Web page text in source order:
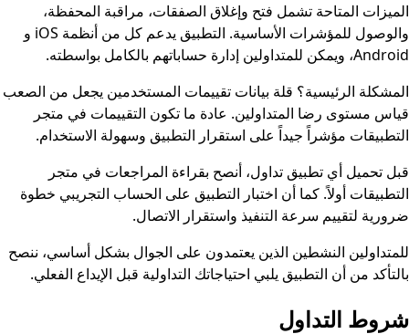
الميزات المتاحة تشمل فتح وإغلاق الصفقات، مراقبة المحفظة،
والوصول للمؤشرات الأساسية. التطبيق يدعم كل من أنظمة iOS و
Android، ويمكن للمتداولين إدارة حساباتهم بالكامل بواسطته.
المشكلة الرئيسية؟ قلة بيانات تقييمات المستخدمين يجعل من الصعب
قياس مستوى رضا المتداولين. عادة ما تكون التقييمات في متجر
التطبيقات مؤشراً جيداً على استقرار التطبيق وسهولة الاستخدام.
قبل تحميل أي تطبيق تداول، أنصح بقراءة المراجعات في متجر
التطبيقات أولاً. كما أن اختبار التطبيق على الحساب التجريبي خطوة
ضرورية لتقييم سرعة التنفيذ واستقرار الاتصال.
للمتداولين النشطين الذين يعتمدون على الجوال بشكل أساسي، ننصح
بالتأكد من أن التطبيق يلبي احتياجاتك التداولية قبل الإيداع الفعلي.
شروط التداول